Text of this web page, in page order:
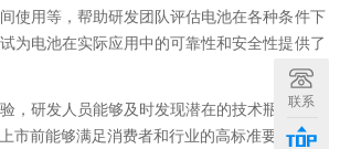
使用等，帮助研发团队评估电池在各种条件下
为电池在实际应用中的可靠性和安全性提供了
研发人员能够及时发现潜在的技术瓶颈，优
市前能够满足消费者和行业的高标准要求。
联系